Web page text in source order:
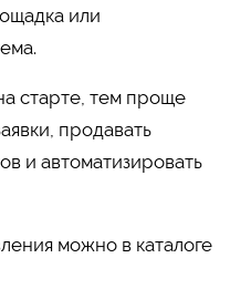
или
старте, тем проще
продавать
и автоматизировать
можно в каталоге